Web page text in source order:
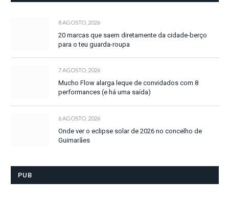
8 AGOSTO, 2026
20 marcas que saem diretamente da cidade-berço
para o teu guarda-roupa
7 AGOSTO, 2026
Mucho Flow alarga leque de convidados com 8
performances (e há uma saída)
6 AGOSTO, 2026
Onde ver o eclipse solar de 2026 no concelho de
Guimarães
PUB